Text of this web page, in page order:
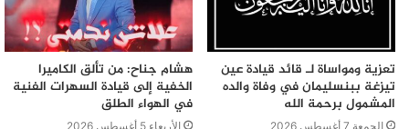
تعزية ومواساة لـ قائد قيادة عين
تيزغة ببنسليمان في وفاة والده
المشمول برحمة الله
الجمعة 7 أغسطس 2026
هشام جناح: من تألق الكاميرا
الخفية إلى قيادة السهرات الفنية
في الهواء الطلق
الأربعاء 5 أغسطس 2026